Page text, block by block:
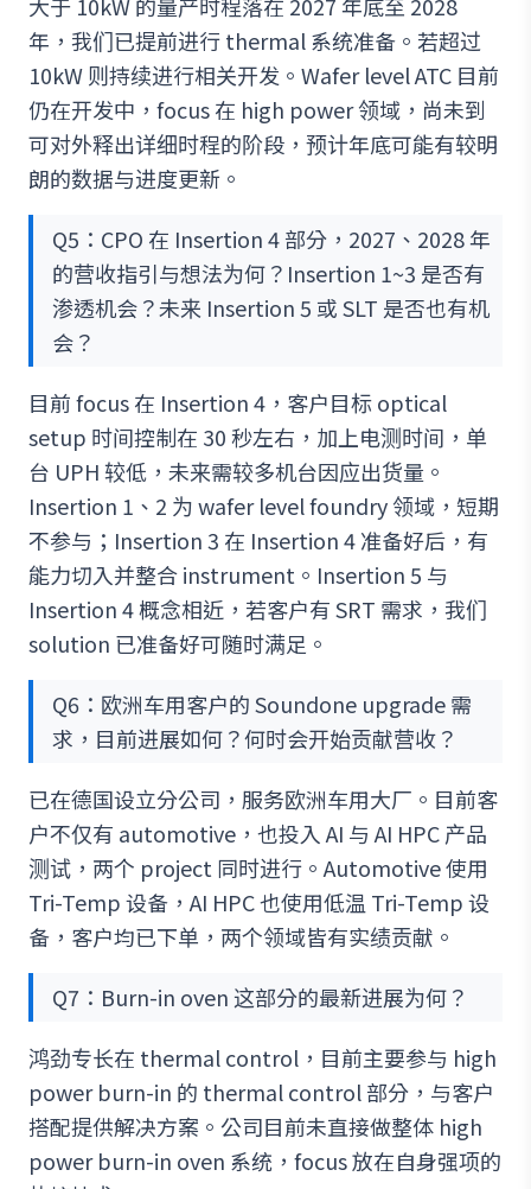
年，我们已提前进行 thermal 系统准备。若超过
10kW 则持续进行相关开发。Wafer level ATC 目前
仍在开发中，focus 在 high power 领域，尚未到
可对外释出详细时程的阶段，预计年底可能有较明
朗的数据与进度更新。
Q5：CPO 在 Insertion 4 部分，2027、2028 年
的营收指引与想法为何？Insertion 1~3 是否有
渗透机会？未来 Insertion 5 或 SLT 是否也有机
会？
目前 focus 在 Insertion 4，客户目标 optical
setup 时间控制在 30 秒左右，加上电测时间，单
台 UPH 较低，未来需较多机台因应出货量。
Insertion 1、2 为 wafer level foundry 领域，短期
不参与；Insertion 3 在 Insertion 4 准备好后，有
能力切入并整合 instrument。Insertion 5 与
Insertion 4 概念相近，若客户有 SRT 需求，我们
solution 已准备好可随时满足。
Q6：欧洲车用客户的 Soundone upgrade 需
求，目前进展如何？何时会开始贡献营收？
已在德国设立分公司，服务欧洲车用大厂。目前客
户不仅有 automotive，也投入 AI 与 AI HPC 产品
测试，两个 project 同时进行。Automotive 使用
Tri-Temp 设备，AI HPC 也使用低温 Tri-Temp 设
备，客户均已下单，两个领域皆有实绩贡献。
Q7：Burn-in oven 这部分的最新进展为何？
鸿劲专长在 thermal control，目前主要参与 high
power burn-in 的 thermal control 部分，与客户
搭配提供解决方案。公司目前未直接做整体 high
power burn-in oven 系统，focus 放在自身强项的